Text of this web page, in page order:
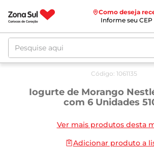
Como deseja
Informe seu CEP
Pesquise aqui
Código: 1061135
Iogurte de Morango
com 6 Unidades
Ver mais produtos desta
Adicionar produto a